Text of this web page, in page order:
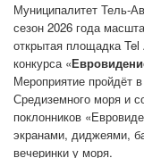
Муниципалитет Тель-
сезон 2026 года
открытая площадка
конкурса «
Мероприятие пройдёт
Средиземного моря и
поклонников
экранами, диджеями,
вечеринки у моря.